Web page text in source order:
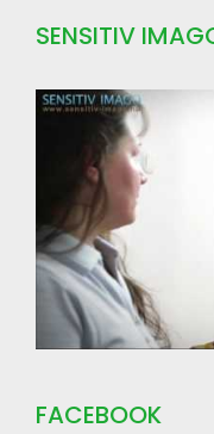
SENSITIV
FACEBOOK